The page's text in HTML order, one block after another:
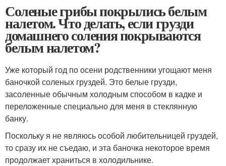
Соленые грибы покрылись белым
налетом. Что делать, если грузди
домашнего соления покрываются
белым налетом?
Уже который год по осени родственники угощают меня
баночкой соленых груздей. Это белые грузди,
засоленные обычным холодным способом в кадке и
переложенные специально для меня в стеклянную
банку.
Поскольку я не являюсь особой любительницей груздей,
то сразу их не съедаю, и эта баночка некоторое время
продолжает храниться в холодильнике.